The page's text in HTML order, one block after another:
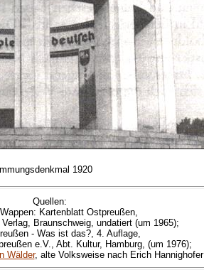
1920
Quellen:
Kartenblatt Ostpreußen,
Braunschweig, undatiert (um 1965);
- Was ist das?, 4. Auflage,
e.V., Abt. Kultur, Hamburg, (um 1976);
Wälder, alte Volksweise nach Erich Hannighofer